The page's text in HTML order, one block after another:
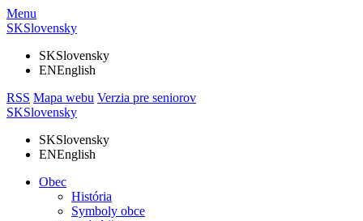
Menu
SKSlovensky
SKSlovensky
ENEnglish
RSS Mapa webu Verzia pre seniorov
SKSlovensky
SKSlovensky
ENEnglish
Obec
História
Symboly obce